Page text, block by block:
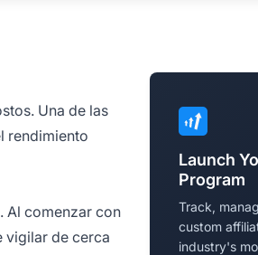
Una de las
rendimiento
Al comenzar con
vigilar de cerca
Launch
Program
Track,
custom
industry's